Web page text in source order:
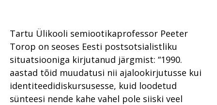
Tartu Ülikooli semiootikaprofessor Peeter
Torop on seoses Eesti postsotsialistliku
situatsiooniga kirjutanud järgmist: “1990.
aastad tõid muudatusi nii ajalookirjutusse kui
identiteedidiskursusesse, kuid loodetud
sünteesi nende kahe vahel pole siiski veel